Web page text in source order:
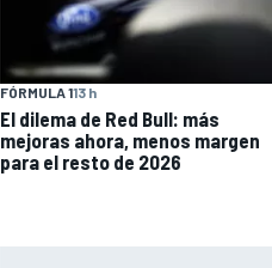
FÓRMULA 113 h
El dilema de Red Bull: más
mejoras ahora, menos margen
para el resto de 2026